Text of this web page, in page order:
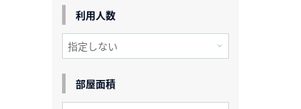
利用人数
部屋面積